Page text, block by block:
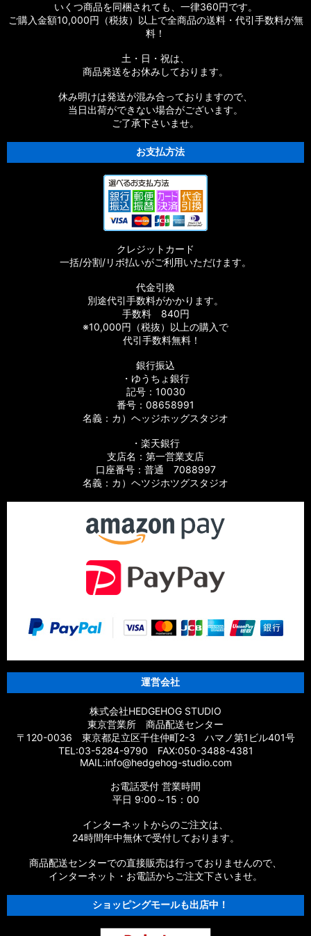
いくつ商品を同梱されても、一律360円です。
ご購入金額10,000円（税抜）以上で全商品の送料・代引手数料が無
料！
土・日・祝は、
商品発送をお休みしております。
休み明けは発送が混み合っておりますので、
当日出荷ができない場合がございます。
ご了承下さいませ。
お支払方法
クレジットカード
一括/分割/リボ払いがご利用いただけます。
代金引換
別途代引手数料がかかります。
手数料 840円
※10,000円（税抜）以上の購入で
代引手数料無料！
銀行振込
・ゆうちょ銀行
記号：10030
番号：08658991
名義：カ）ヘッジホッグスタジオ
・楽天銀行
支店名：第一営業支店
口座番号：普通 7088997
名義：カ）ヘツジホツグスタジオ
運営会社
株式会社HEDGEHOG STUDIO
東京営業所 商品配送センター
〒120-0036 東京都足立区千住仲町2-3 ハマノ第1ビル401号
TEL:03-5284-9790 FAX:050-3488-4381
MAIL:info@hedgehog-studio.com
お電話受付 営業時間
平日 9:00～15：00
インターネットからのご注文は、
24時間年中無休で受付しております。
商品配送センターでの直接販売は行っておりませんので、
インターネット・お電話からご注文下さいませ。
ショッピングモールも出店中！